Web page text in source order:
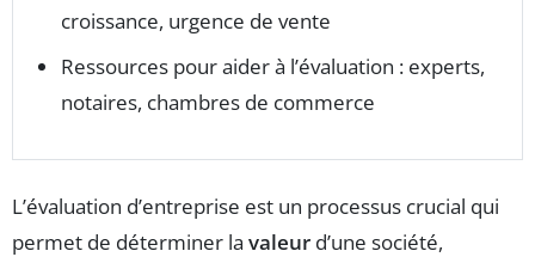
croissance, urgence de vente
Ressources pour aider à l’évaluation : experts,
notaires, chambres de commerce
L’évaluation d’entreprise est un processus crucial qui
permet de déterminer la valeur d’une société,